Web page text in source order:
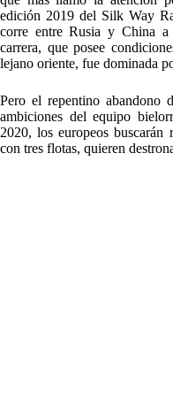
edición 2019 del Silk Way
corre entre Rusia y China
carrera, que posee
lejano oriente, fue dominada
Pero el repentino abandono
ambiciones del equipo
2020, los europeos
con tres flotas, quieren